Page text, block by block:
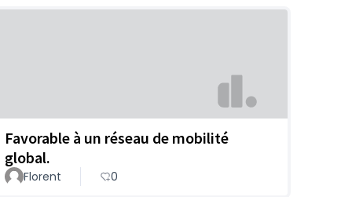
Favorable à un réseau de mobilité
global.
Florent 0